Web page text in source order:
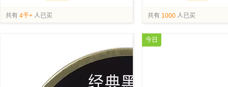
共有 4千+ 人已买 共有 1000 人已买
今日